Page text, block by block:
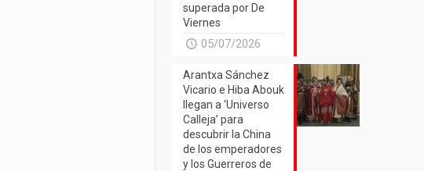
superada por De
Viernes
05/07/2026
Arantxa Sánchez
Vicario e Hiba Abouk
llegan a ‘Universo
Calleja’ para
descubrir la China
de los emperadores
y los Guerreros de